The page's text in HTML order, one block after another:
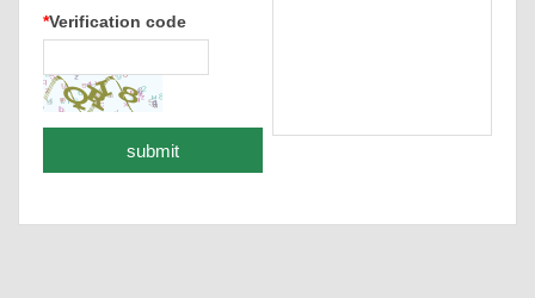
*Verification code